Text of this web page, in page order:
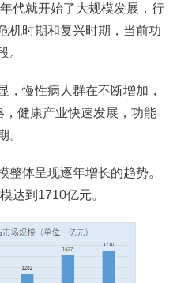
代就开始了大规模发展，行
机时期和复兴时期，当前功
。
，慢性病人群在不断增加，
，健康产业快速发展，功能
。
整体呈现逐年增长的趋势。
达到1710亿元。